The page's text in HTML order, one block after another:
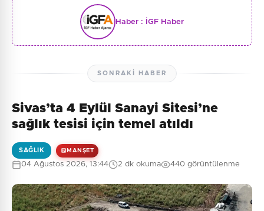
Haber : İGF Haber
SONRAKI HABER
Sivas’ta 4 Eylül Sanayi Sitesi’ne
sağlık tesisi için temel atıldı
SAĞLIK MANŞET
04 Ağustos 2026, 13:44 2 dk okuma 440 görüntülenme